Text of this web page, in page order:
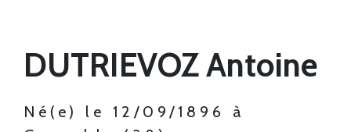
DUTRIEVOZ Antoine
Né(e) le 12/09/1896 à